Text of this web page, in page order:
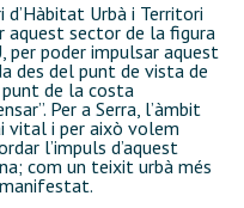
Urbà i Territori
aquest sector de la figura
per poder impulsar aquest
des del punt de vista de
punt de la costa
Per a Serra, l’àmbit
vital i per això volem
l’impuls d’aquest
com un teixit urbà més